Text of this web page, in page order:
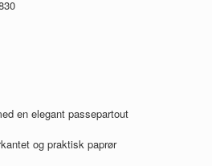
en elegant passepartout
og praktisk paprør